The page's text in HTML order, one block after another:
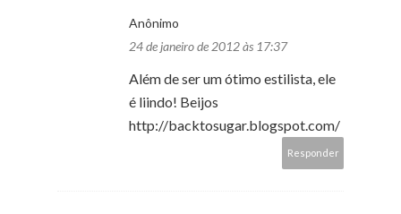
Anônimo
24 de janeiro de 2012 às 17:37
Além de ser um ótimo estilista, ele
é liindo! Beijos
http://backtosugar.blogspot.com/
Responder